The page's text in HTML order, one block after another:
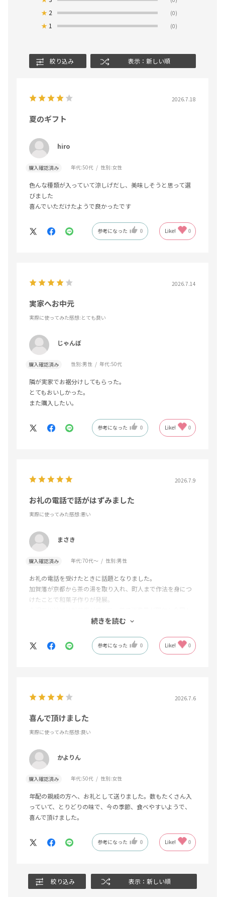
★ 2 (0)
★ 1 (0)
絞り込み 表示：新しい順
2026.7.18
夏のギフト
hiro
購入確認済み 年代:50代 性別:女性
色んな種類が入っていて涼しげだし、美味しそうと思って選
びました
喜んでいただけたようで良かったです
参考になった 0 Like! 0
2026.7.14
実家へお中元
実際に使ってみた感想:とても良い
じゃんぼ
購入確認済み 性別:男性 年代:50代
隣が実家でお裾分けしてもらった。
とてもおいしかった。
また購入したい。
参考になった 0 Like! 0
2026.7.9
お礼の電話で話がはずみました
実際に使ってみた感想:悪い
まさき
購入確認済み 年代:70代～ 性別:男性
お礼の電話を受けたときに話題となりました。
加賀藩が京都から茶の湯を取り入れ、町人まで作法を身につ
けたことで和菓子作りが発展。
続きを読む
参考になった 0 Like! 0
2026.7.6
喜んで頂けました
実際に使ってみた感想:良い
かよりん
購入確認済み 年代:50代 性別:女性
年配の親戚の方へ、お礼として送りました。数もたくさん入
っていて、とりどりの味で、今の季節、食べやすいようで、
喜んで頂けました。
参考になった 0 Like! 0
絞り込み 表示：新しい順